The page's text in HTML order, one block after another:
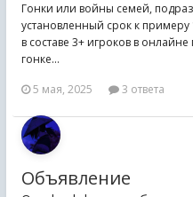
Гонки или войны семей,
установленный срок к
в составе 3+ игроков в
гонке...
5 мая, 2025
3 ответа
Объявление